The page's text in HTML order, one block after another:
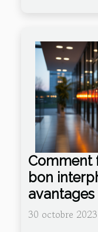
Comment
bon
avantages
30 octobre